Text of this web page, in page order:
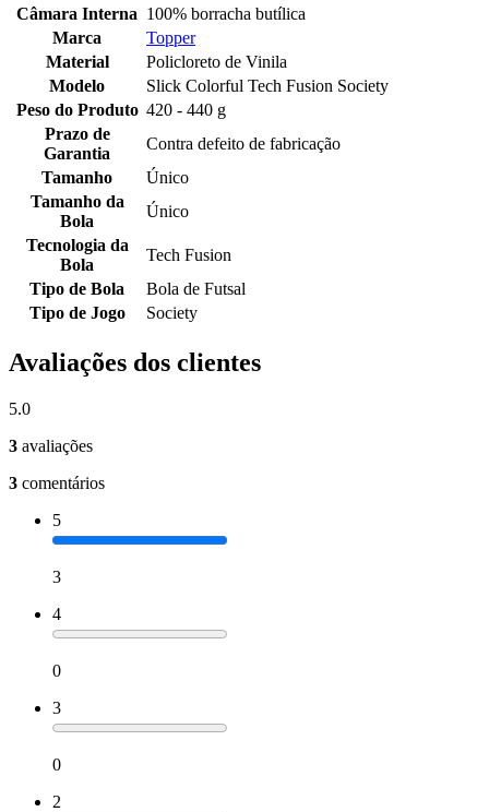
Câmara Interna 100% borracha butílica
Marca
Topper
Material
Policloreto de Vinila
Modelo
Slick Colorful Tech Fusion Society
Peso do Produto 420 - 440 g
Prazo de
Garantia
Contra defeito de fabricação
Tamanho
Único
Tamanho da
Bola
Único
Tecnologia da
Bola
Tech Fusion
Tipo de Bola
Bola de Futsal
Tipo de Jogo
Society
Avaliações dos clientes
5.0
3 avaliações
3 comentários
5
3
4
0
3
0
2